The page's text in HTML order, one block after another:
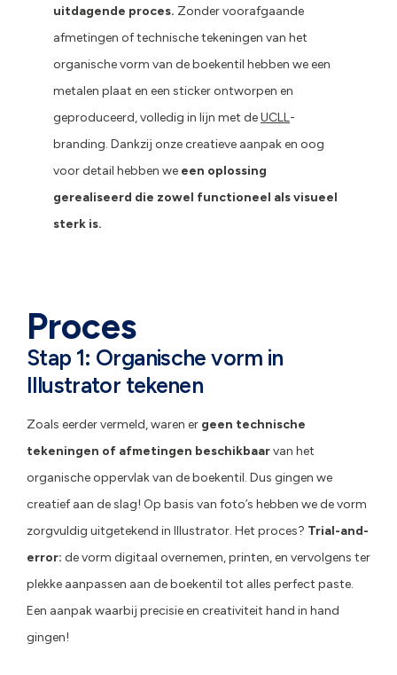
uitdagende proces. Zonder voorafgaande
afmetingen of technische tekeningen van het
organische vorm van de boekentil hebben we een
metalen plaat en een sticker ontworpen en
geproduceerd, volledig in lijn met deUCLL-
branding. Dankzij onze creatieve aanpak en oog
voor detail hebben we een oplossing
gerealiseerd die zowel functioneel als visueel
sterk is.
Proces
Stap 1: Organische vorm in
Illustrator tekenen
Zoals eerder vermeld, waren er geen technische
tekeningen of afmetingen beschikbaarvan het
organische oppervlak van de boekentil. Dus gingen we
creatief aan de slag! Op basis van foto’s hebben we de vorm
zorgvuldig uitgetekend in Illustrator. Het proces? Trial-and-
error: de vorm digitaal overnemen, printen, en vervolgens ter
plekke aanpassen aan de boekentil tot alles perfect paste.
Een aanpak waarbij precisie en creativiteit hand in hand
gingen!